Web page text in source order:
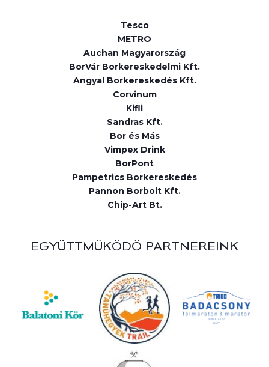
Tesco
METRO
Auchan Magyarország
BorVár Borkereskedelmi Kft.
Angyal Borkereskedés Kft.
Corvinum
Kifli
Sandras Kft.
Bor és Más
Vimpex Drink
BorPont
Pampetrics Borkereskedés
Pannon Borbolt Kft.
Chip-Art Bt.
EGYÜTTMŰKÖDŐ PARTNEREINK